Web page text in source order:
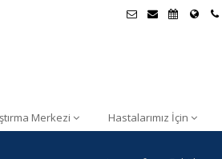
Merkezi Hastalarımız İçin